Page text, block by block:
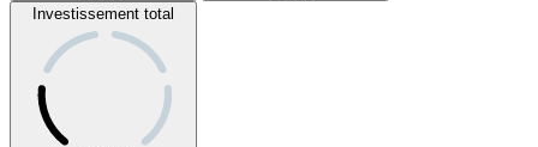
Investissement total